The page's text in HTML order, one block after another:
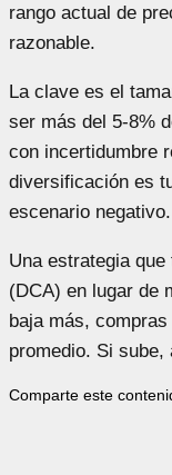
rango actual de
razonable.
La clave es el
ser más del 5-8%
con incertidumbre
diversificación es
escenario negativo.
Una estrategia
(DCA) en lugar de
baja más,
promedio. Si
Comparte este